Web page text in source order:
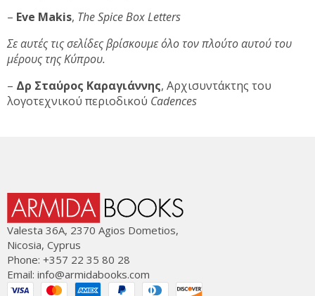
– Eve Makis, The Spice Box Letters
Σε αυτές τις σελίδες βρίσκουμε όλο τον πλούτο αυτού του
μέρους της Κύπρου.
– Δρ Σταύρος Καραγιάννης, Αρχισυντάκτης του
λογοτεχνικού περιοδικού Cadences
Valesta 36Α, 2370 Agios Dometios,
Nicosia, Cyprus
Phone: +357 22 35 80 28
Email: info@armidabooks.com